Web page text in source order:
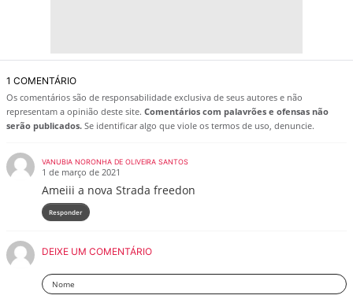
1 COMENTÁRIO
Os comentários são de responsabilidade exclusiva de seus autores e não
representam a opinião deste site. Comentários com palavrões e ofensas não
serão publicados. Se identificar algo que viole os termos de uso, denuncie.
VANUBIA NORONHA DE OLIVEIRA SANTOS
1 de março de 2021
Ameiii a nova Strada freedon
Responder
DEIXE UM COMENTÁRIO
Nome